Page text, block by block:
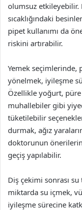
olumsuz etkileyebilir.
sıcaklığındaki
pipet kullanımı da
riskini artırabilir.
Yemek seçimlerinde,
yönelmek, iyileşme
Özellikle yoğurt,
muhallebiler gibi
tüketilebilir
durmak, ağız
doktorunun
geçiş yapılabilir.
Diş çekimi sonrası
miktarda su içmek,
iyileşme sürecine